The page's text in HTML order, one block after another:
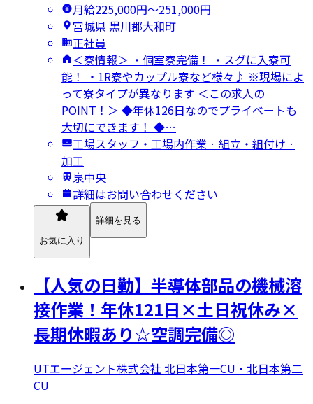
月給225,000円〜251,000円
宮城県 黒川郡大和町
正社員
＜寮情報＞ ・個室寮完備！ ・スグに入寮可
能！ ・1R寮やカップル寮など様々♪ ※現場によ
って寮タイプが異なります ＜この求人の
POINT！＞ ◆年休126日なのでプライベートも
大切にできます！ ◆…
工場スタッフ・工場内作業 · 組立・組付け ·
加工
泉中央
詳細はお問い合わせください
お気に入り
詳細を見る
【人気の日勤】半導体部品の機械溶
接作業！年休121日×土日祝休み×
長期休暇あり☆空調完備◎
UTエージェント株式会社 北日本第一CU・北日本第二
CU